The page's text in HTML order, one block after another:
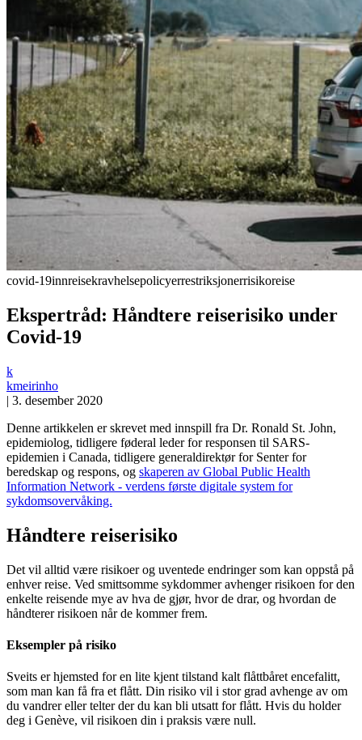
covid-19innreisekravhelsepolicyerrestriksjonerrisikoreise
Ekspertråd: Håndtere reiserisiko under
Covid-19
k
kmeirinho
| 3. desember 2020
Denne artikkelen er skrevet med innspill fra Dr. Ronald St. John,
epidemiolog, tidligere føderal leder for responsen til SARS-
epidemien i Canada, tidligere generaldirektør for Senter for
beredskap og respons, og skaperen av Global Public Health
Information Network - verdens første digitale system for
sykdomsovervåking.
Håndtere reiserisiko
Det vil alltid være risikoer og uventede endringer som kan oppstå på
enhver reise. Ved smittsomme sykdommer avhenger risikoen for den
enkelte reisende mye av hva de gjør, hvor de drar, og hvordan de
håndterer risikoen når de kommer frem.
Eksempler på risiko
Sveits er hjemsted for en lite kjent tilstand kalt flåttbåret encefalitt,
som man kan få fra et flått. Din risiko vil i stor grad avhenge av om
du vandrer eller telter der du kan bli utsatt for flått. Hvis du holder
deg i Genève, vil risikoen din i praksis være null.